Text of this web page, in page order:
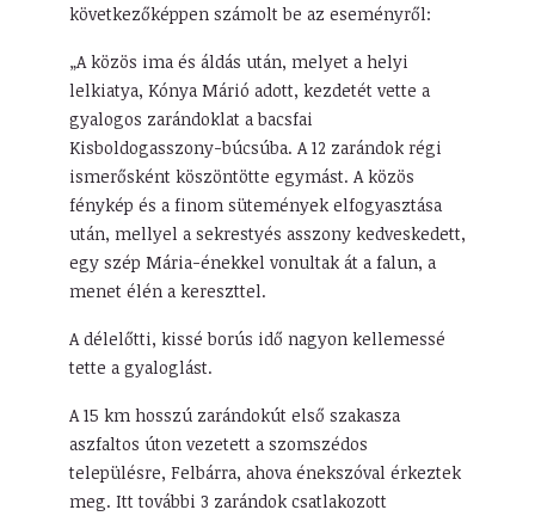
következőképpen számolt be az eseményről:
„A közös ima és áldás után, melyet a helyi
lelkiatya, Kónya Márió adott, kezdetét vette a
gyalogos zarándoklat a bacsfai
Kisboldogasszony-búcsúba. A 12 zarándok régi
ismerősként köszöntötte egymást. A közös
fénykép és a finom sütemények elfogyasztása
után, mellyel a sekrestyés asszony kedveskedett,
egy szép Mária-énekkel vonultak át a falun, a
menet élén a kereszttel.
A délelőtti, kissé borús idő nagyon kellemessé
tette a gyaloglást.
A 15 km hosszú zarándokút első szakasza
aszfaltos úton vezetett a szomszédos
településre, Felbárra, ahova énekszóval érkeztek
meg. Itt további 3 zarándok csatlakozott